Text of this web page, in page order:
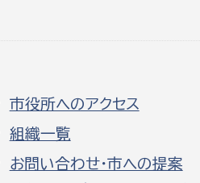
市役所へのアクセス
組織一覧
お問い合わせ・市への提案